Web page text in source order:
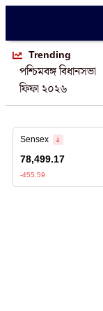
Trending
পশ্চিমবঙ্গ বিধানসভা
ফিফা ২০২৬